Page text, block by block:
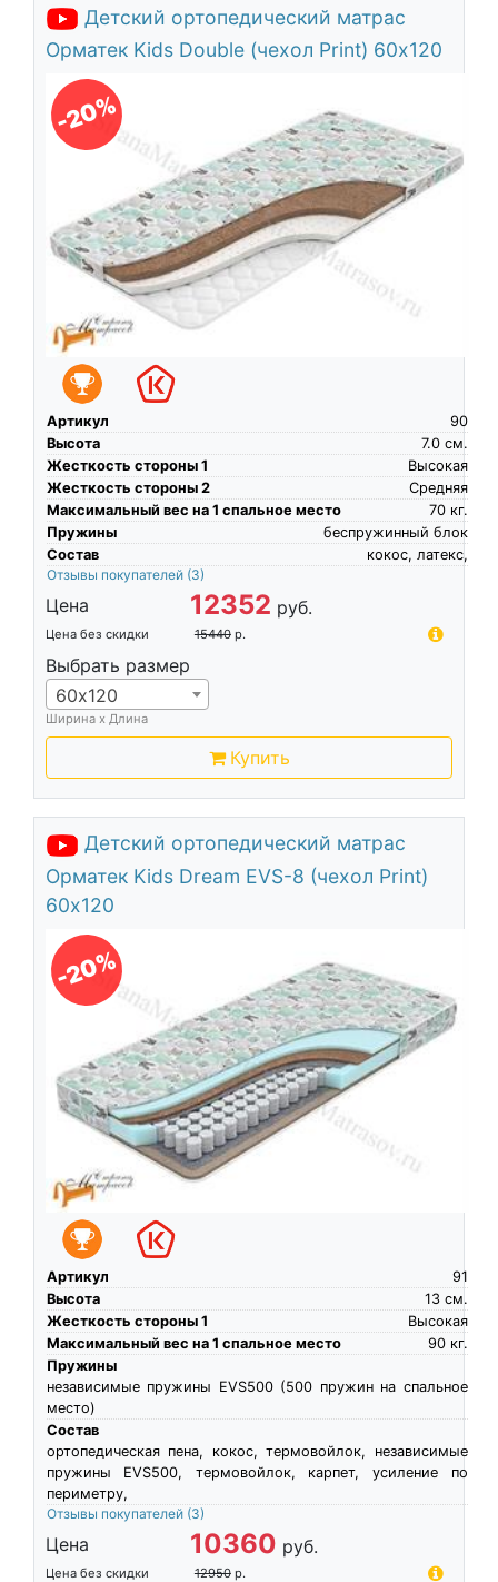
Детский ортопедический матрас
Орматек Kids Double (чехол Print) 60х120
-20%
Артикул
90
Высота
см.
7.0
Жесткость стороны 1
Высокая
Жесткость стороны 2
Средняя
Максимальный вес на 1 спальное место
кг.
70
Пружины
беспружинный блок
Состав
кокос, латекс,
Отзывы покупателей (3)
Цена 12352 руб.
Цена без скидки 15440 р.
Выбрать размер
60х120
Ширина х Длина
Купить
Детский ортопедический матрас
Орматек Kids Dream EVS-8 (чехол Print)
60х120
-20%
Артикул
91
Высота
см.
13
Жесткость стороны 1
Высокая
Максимальный вес на 1 спальное место
кг.
90
Пружины
независимые пружины EVS500 (500 пружин на спальное
место)
Состав
ортопедическая пена, кокос, термовойлок, независимые
пружины EVS500, термовойлок, карпет, усиление по
периметру,
Отзывы покупателей (3)
Цена 10360 руб.
Цена без скидки 12950 р.